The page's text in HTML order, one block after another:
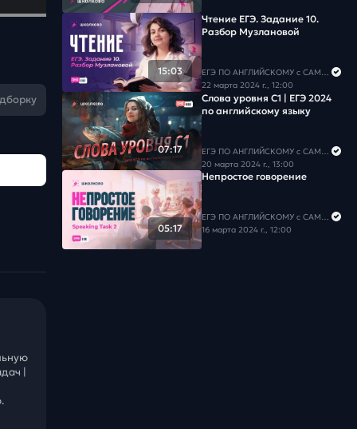
|
15:03
Чтение ЕГЭ. Задание 10.
Разбор Музлановой
ЕГЭ ПО АНГЛИЙСКОМУ с САМИРОЙ COOLешовой
22 марта 2024 г., 12:00
07:17
Слова уровня С1 | ЕГЭ 2024
по английскому языку
ЕГЭ ПО АНГЛИЙСКОМУ с САМИРОЙ COOLешовой
20 марта 2024 г., 13:00
05:17
Непростое говорение
ЕГЭ ПО АНГЛИЙСКОМУ с САМИРОЙ COOLешовой
16 марта 2024 г., 12:00